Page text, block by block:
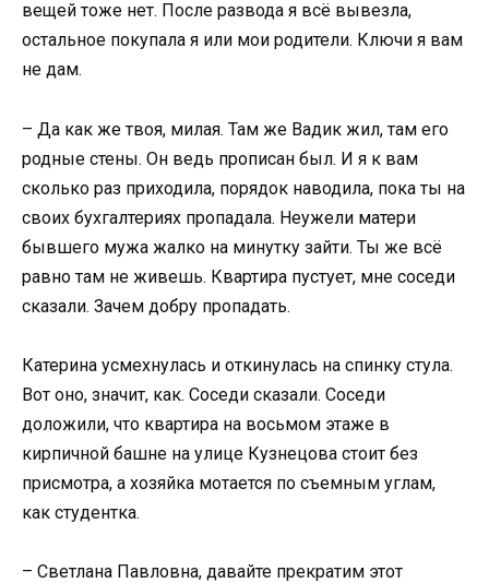
вещей тоже нет. После развода я всё вывезла,
остальное покупала я или мои родители. Ключи я вам
не дам.
– Да как же твоя, милая. Там же Вадик жил, там его
родные стены. Он ведь прописан был. И я к вам
сколько раз приходила, порядок наводила, пока ты на
своих бухгалтериях пропадала. Неужели матери
бывшего мужа жалко на минутку зайти. Ты же всё
равно там не живешь. Квартира пустует, мне соседи
сказали. Зачем добру пропадать.
Катерина усмехнулась и откинулась на спинку стула.
Вот оно, значит, как. Соседи сказали. Соседи
доложили, что квартира на восьмом этаже в
кирпичной башне на улице Кузнецова стоит без
присмотра, а хозяйка мотается по съемным углам,
как студентка.
– Светлана Павловна, давайте прекратим этот